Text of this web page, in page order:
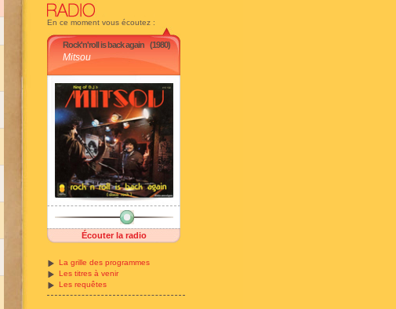
En ce moment vous écoutez :
Rock'n'roll is back again (1980)
Mitsou
Écouter la radio
La grille des programmes
Les titres à venir
Les requêtes